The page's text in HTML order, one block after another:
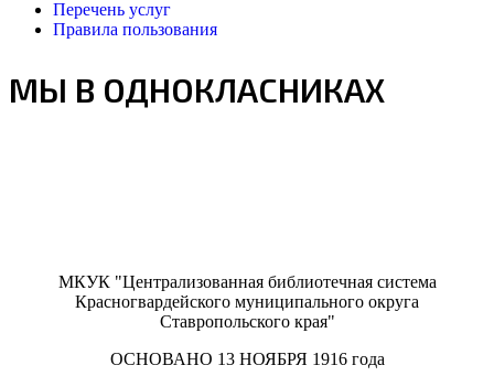
Перечень услуг
Правила пользования
МЫ В ОДНОКЛАСНИКАХ
МКУК "Централизованная библиотечная система
Красногвардейского муниципального округа
Ставропольского края"
ОСНОВАНО 13 НОЯБРЯ 1916 года